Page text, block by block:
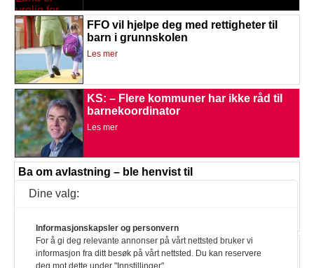
FFO vil hjelpe deg med rettigheter til
barn i grunnskolen
Les mer
KS: – Flere kommuner har ikke råd til
barnekoordinator
Les mer
Ba om avlastning – ble henvist til
barnevernet
Les mer
Enklere regler skal gi færre
legeerklæringer
Dine valg:
Informasjonskapsler og personvern
For å gi deg relevante annonser på vårt nettsted bruker vi
informasjon fra ditt besøk på vårt nettsted. Du kan reservere
deg mot dette under "Innstillinger".